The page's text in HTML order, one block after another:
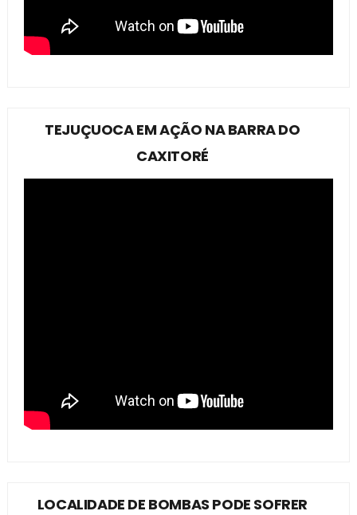
TEJUÇUOCA EM AÇÃO NA BARRA DO
CAXITORÉ
LOCALIDADE DE BOMBAS PODE SOFRER